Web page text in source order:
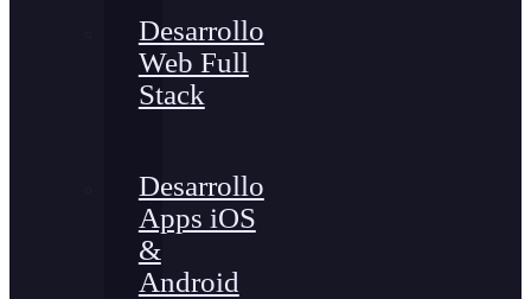
Desarrollo
Web Full
Stack
Desarrollo
Apps iOS
&
Android